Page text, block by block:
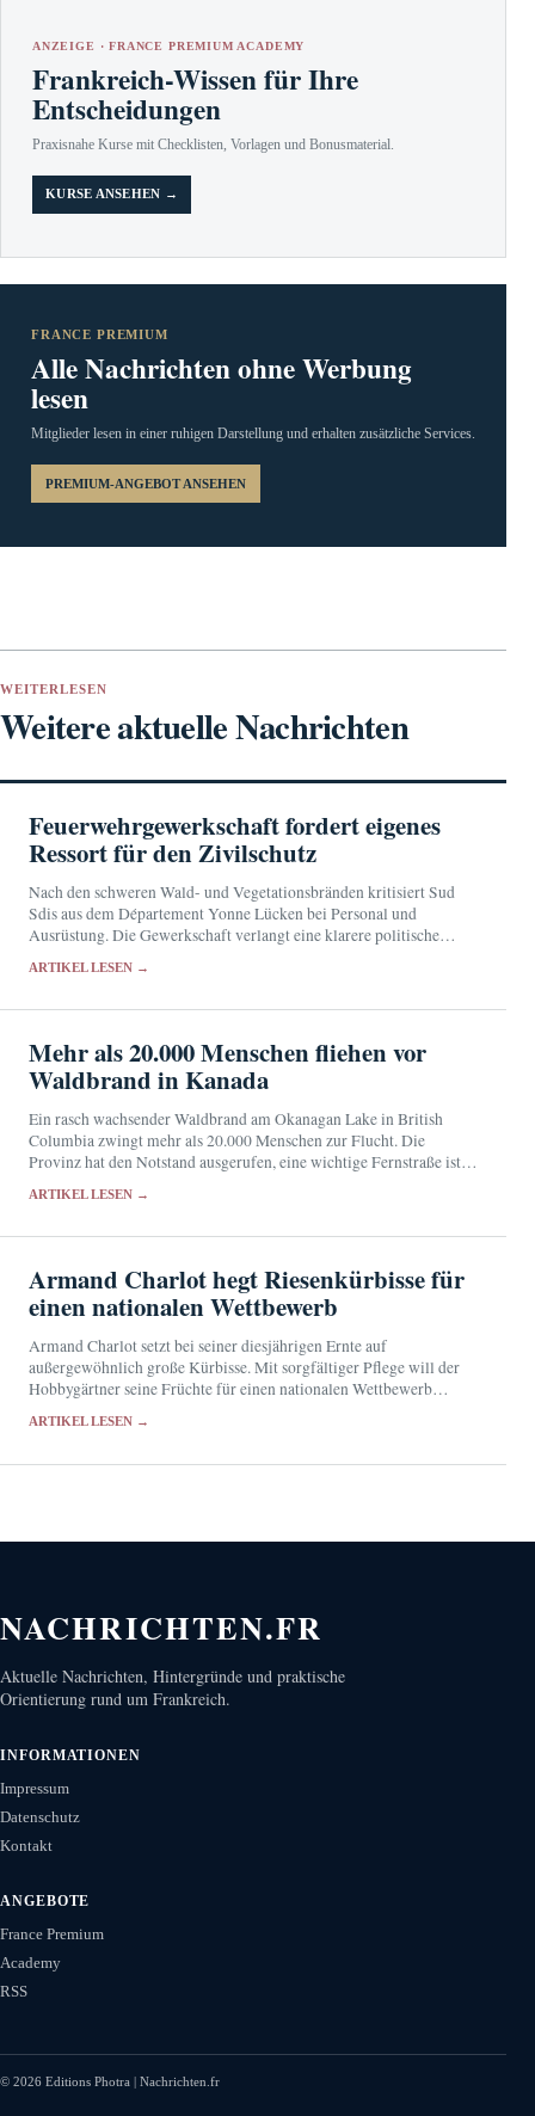
ANZEIGE · FRANCE PREMIUM ACADEMY
Frankreich-Wissen für Ihre
Entscheidungen
Praxisnahe Kurse mit Checklisten, Vorlagen und Bonusmaterial.
KURSE ANSEHEN →
FRANCE PREMIUM
Alle Nachrichten ohne Werbung
lesen
Mitglieder lesen in einer ruhigen Darstellung und erhalten zusätzliche Services.
PREMIUM-ANGEBOT ANSEHEN
WEITERLESEN
Weitere aktuelle Nachrichten
Feuerwehrgewerkschaft fordert eigenes
Ressort für den Zivilschutz
Nach den schweren Wald- und Vegetationsbränden kritisiert Sud
Sdis aus dem Département Yonne Lücken bei Personal und
Ausrüstung. Die Gewerkschaft verlangt eine klarere politische
ARTIKEL LESEN →
Mehr als 20.000 Menschen fliehen vor
Waldbrand in Kanada
Ein rasch wachsender Waldbrand am Okanagan Lake in British
Columbia zwingt mehr als 20.000 Menschen zur Flucht. Die
Provinz hat den Notstand ausgerufen, eine wichtige Fernstraße ist
ARTIKEL LESEN →
Armand Charlot hegt Riesenkürbisse für
einen nationalen Wettbewerb
Armand Charlot setzt bei seiner diesjährigen Ernte auf
außergewöhnlich große Kürbisse. Mit sorgfältiger Pflege will der
Hobbygärtner seine Früchte für einen nationalen Wettbewerb
ARTIKEL LESEN →
NACHRICHTEN.FR
Aktuelle Nachrichten, Hintergründe und praktische
Orientierung rund um Frankreich.
INFORMATIONEN
Impressum
Datenschutz
Kontakt
ANGEBOTE
France Premium
Academy
RSS
© 2026 Editions Photra | Nachrichten.fr